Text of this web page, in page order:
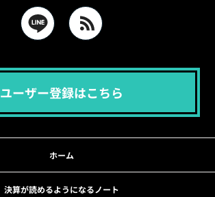
ユーザー登録はこちら
ホーム
決算が読めるようになるノート